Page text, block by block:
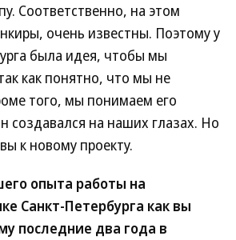
Соответственно, на этом
очень известны. Поэтому у
была идея, чтобы мы
как понятно, что мы не
того, мы понимаем его
создавался на наших глазах. Но
к новому проекту.
опыта работы на
Санкт-Петербурга как вы
последние два года в